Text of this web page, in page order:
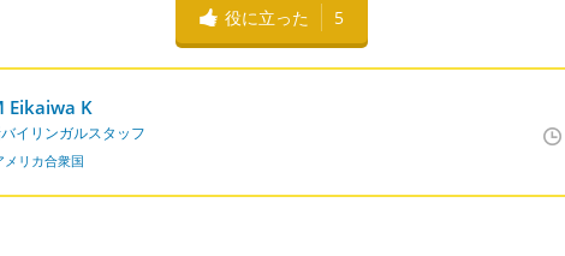
役に立った 5
Eikaiwa K
イリンガルスタッフ
メリカ合衆国